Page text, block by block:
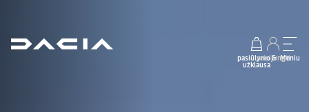
pasiūlymo &
užklausa
prisijungtiMeniu